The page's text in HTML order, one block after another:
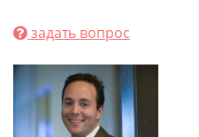
задать вопрос